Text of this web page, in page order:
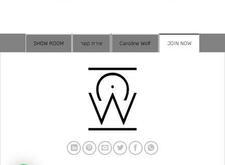
JOIN NOW
Caroline Wolf יצירת קשר SHOW ROOM